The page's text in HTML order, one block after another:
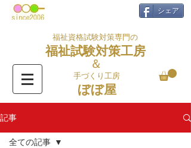
シェア
福祉資格試験対策専門の
福祉試験対策工房
＆
手づくり工房
ぼぼ屋
記事
全ての記事